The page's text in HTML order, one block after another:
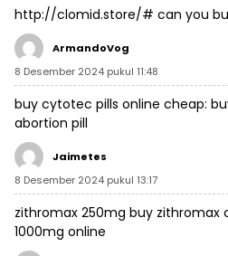
http://clomid.store/# can you
ArmandoVog
8 Desember 2024 pukul 11:48
buy cytotec pills online cheap:
abortion pill
Jaimetes
8 Desember 2024 pukul 13:17
zithromax 250mg buy zithromax
1000mg online